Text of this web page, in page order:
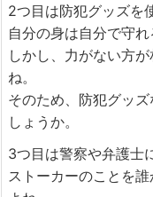
2つ目は防犯グッズを
自分の身は自分で守れ
しかし、力がない方
ね。
そのため、防犯グッ
しょうか。
3つ目は警察や弁護士
ストーカーのことを